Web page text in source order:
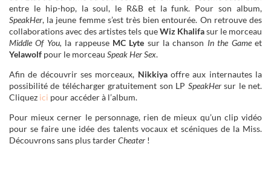
entre le hip-hop, la soul, le R&B et la funk. Pour son album,
SpeakHer, la jeune femme s’est très bien entourée. On retrouve des
collaborations avec des artistes tels queWiz Khalifasur le morceau
Middle Of You, la rappeuse MC Lyte sur la chanson In the Gameet
Yelawolf pour le morceau Speak Her Sex.
Afin de découvrir ses morceaux, Nikkiyaoffre aux internautes la
possibilité de télécharger gratuitement son LP SpeakHersur le net.
Cliquez ici pour accéder à l’album.
Pour mieux cerner le personnage, rien de mieux qu’un clip vidéo
pour se faire une idée des talents vocaux et scéniques de la Miss.
Découvrons sans plus tarderCheater !